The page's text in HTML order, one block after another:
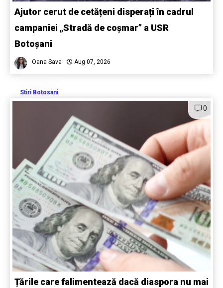
Ajutor cerut de cetățeni disperați în cadrul
campaniei „Stradă de coșmar” a USR
Botoșani
Oana Sava Aug 07, 2026
Stiri Botosani
0
Țările care falimentează dacă diaspora nu mai